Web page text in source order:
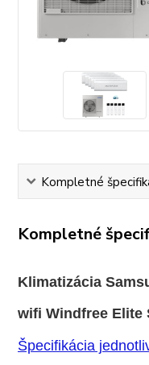
Kompletné
Kompletné
Klimatizácia
wifi Windfree Elite
Špecifikácia